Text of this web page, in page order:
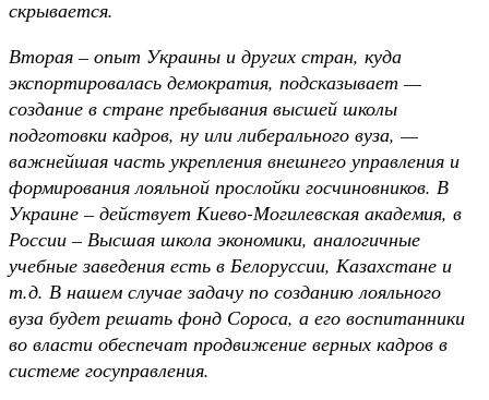
скрывается.
Вторая – опыт Украины и других стран, куда
экспортировалась демократия, подсказывает —
создание в стране пребывания высшей школы
подготовки кадров, ну или либерального вуза, —
важнейшая часть укрепления внешнего управления и
формирования лояльной прослойки госчиновников. В
Украине – действует Киево-Могилевская академия, в
России – Высшая школа экономики, аналогичные
учебные заведения есть в Белоруссии, Казахстане и
т.д. В нашем случае задачу по созданию лояльного
вуза будет решать фонд Сороса, а его воспитанники
во власти обеспечат продвижение верных кадров в
системе госуправления.